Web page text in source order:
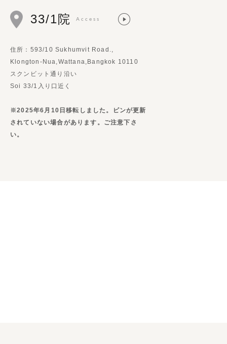
33/1院 Access
住所：593/10 Sukhumvit Road.,
Klongton-Nua,Wattana,Bangkok 10110
スクンビット通り沿い
Soi 33/1入り口近く
※2025年6月10日移転しました。ピンが更新
されていない場合があります。ご注意下さ
い。